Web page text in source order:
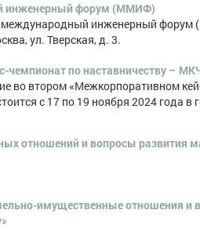
инженерный форум (ММИФ)
инженерный форум
ул. Тверская, д. 3.
по наставничеству –
во втором «Межкорпоративном
с 17 по 19 ноября 2024 года в
отношений и вопросы развития
имущественные отношения и